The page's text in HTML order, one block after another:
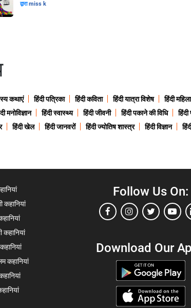
द्वाराmiss k
कथाएं हिंदी पत्रिका हिंदी कविता हिंदी यात्रा विशेष
हिंदी
मनोविज्ञान हिंदी स्वास्थ्य हिंदी जीवनी हिंदी पकाने की विधि
हिंदी खेल हिंदी जानवरों हिंदी ज्योतिष शास्त्र हिंदी विज्ञान
कहानियां
कहानियां
कहानियां
Follow Us On:
Download Our